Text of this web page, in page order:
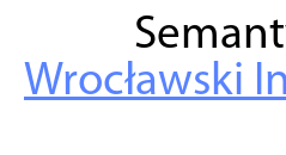
Wrocławski